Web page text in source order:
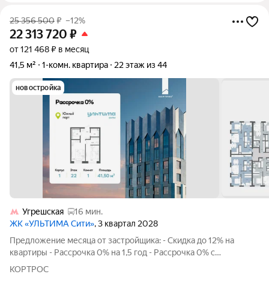
25 356 500₽ –12%
22 313 720 ₽
от 121 468 ₽ в месяц
41,5 м²
1-комн. квартира 22 этаж из 44
новостройка
Угрешская
16 мин.
ЖК «УЛЬТИМА Сити», 3 квартал 2028
Предложение месяца от застройщика: - Скидка до 12% на
квартиры - Рассрочка 0% на 1,5 год - Рассрочка 0% с
первоначальным взносом от 10% - Ипотека для всех, ставка
КОРТРОС